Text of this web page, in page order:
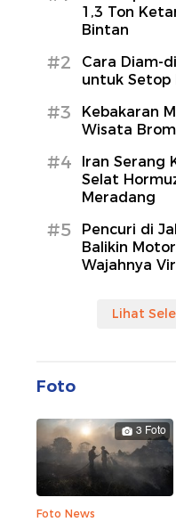
1,3 Ton
Bintan
#2
Cara Diam-
untuk Setop
#3
Kebakaran
Wisata
#4
Iran Serang
Selat
Meradang
#5
Pencuri di
Balikin
Wajahnya
Lihat
Foto
3 Foto
Foto News